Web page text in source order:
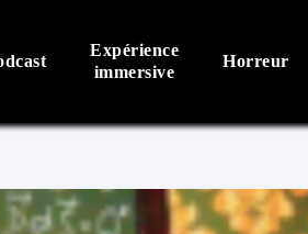
Expérience
immersive
Horreur